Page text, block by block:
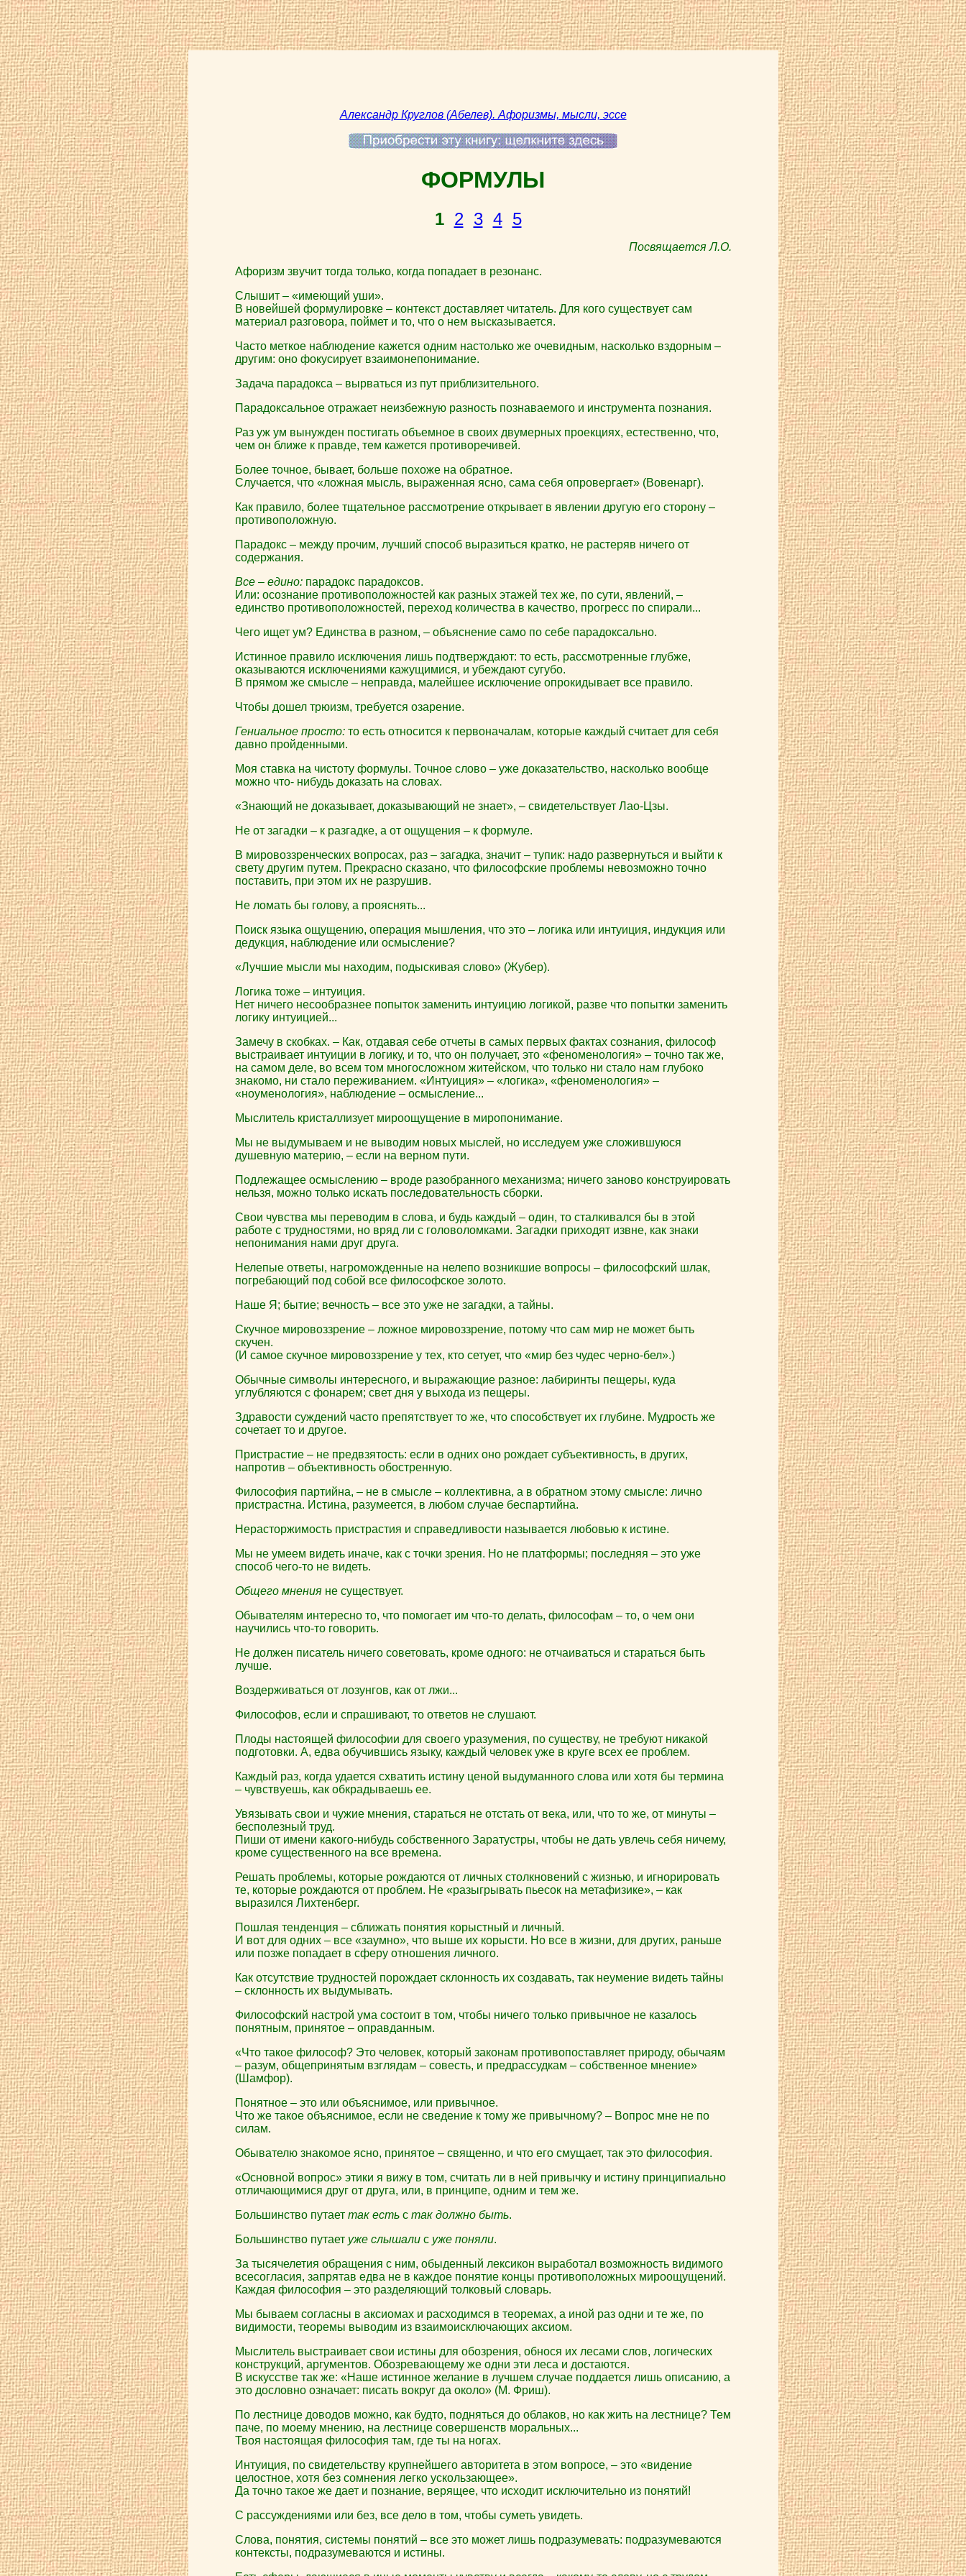
Александр Круглов (Абелев). Афоризмы, мысли, эссе
ФОРМУЛЫ
1 2 3 4 5
Посвящается Л.О.
Афоризм звучит тогда только, когда попадает в резонанс.
Слышит – «имеющий уши».
В новейшей формулировке – контекст доставляет читатель. Для кого существует сам
материал разговора, поймет и то, что о нем высказывается.
Часто меткое наблюдение кажется одним настолько же очевидным, насколько вздорным –
другим: оно фокусирует взаимонепонимание.
Задача парадокса – вырваться из пут приблизительного.
Парадоксальное отражает неизбежную разность познаваемого и инструмента познания.
Раз уж ум вынужден постигать объемное в своих двумерных проекциях, естественно, что,
чем он ближе к правде, тем кажется противоречивей.
Более точное, бывает, больше похоже на обратное.
Случается, что «ложная мысль, выраженная ясно, сама себя опровергает» (Вовенарг).
Как правило, более тщательное рассмотрение открывает в явлении другую его сторону –
противоположную.
Парадокс – между прочим, лучший способ выразиться кратко, не растеряв ничего от
содержания.
Все – едино:парадокс парадоксов.
Или: осознание противоположностей как разных этажей тех же, по сути, явлений, –
единство противоположностей, переход количества в качество, прогресс по спирали...
Чего ищет ум? Единства в разном, – объяснение само по себе парадоксально.
Истинное правило исключения лишь подтверждают: то есть, рассмотренные глубже,
оказываются исключениями кажущимися, и убеждают сугубо.
В прямом же смысле – неправда, малейшее исключение опрокидывает все правило.
Чтобы дошел трюизм, требуется озарение.
Гениальное просто:то есть относится к первоначалам, которые каждый считает для себя
давно пройденными.
Моя ставка на чистоту формулы. Точное слово – уже доказательство, насколько вообще
можно что- нибудь доказать на словах.
«Знающий не доказывает, доказывающий не знает», – свидетельствует Лао-Цзы.
Не от загадки – к разгадке, а от ощущения – к формуле.
В мировоззренческих вопросах, раз – загадка, значит – тупик: надо развернуться и выйти к
свету другим путем. Прекрасно сказано, что философские проблемы невозможно точно
поставить, при этом их не разрушив.
Не ломать бы голову, а прояснять...
Поиск языка ощущению, операция мышления, что это – логика или интуиция, индукция или
дедукция, наблюдение или осмысление?
«Лучшие мысли мы находим, подыскивая слово» (Жубер).
Логика тоже – интуиция.
Нет ничего несообразнее попыток заменить интуицию логикой, разве что попытки заменить
логику интуицией...
Замечу в скобках. – Как, отдавая себе отчеты в самых первых фактах сознания, философ
выстраивает интуиции в логику, и то, что он получает, это «феноменология» – точно так же,
на самом деле, во всем том многосложном житейском, что только ни стало нам глубоко
знакомо, ни стало переживанием. «Интуиция» – «логика», «феноменология» –
«ноуменология», наблюдение – осмысление...
Мыслитель кристаллизует мироощущение в миропонимание.
Мы не выдумываем и не выводим новых мыслей, но исследуем уже сложившуюся
душевную материю, – если на верном пути.
Подлежащее осмыслению – вроде разобранного механизма; ничего заново конструировать
нельзя, можно только искать последовательность сборки.
Свои чувства мы переводим в слова, и будь каждый – один, то сталкивался бы в этой
работе с трудностями, но вряд ли с головоломками. Загадки приходят извне, как знаки
непонимания нами друг друга.
Нелепые ответы, нагроможденные на нелепо возникшие вопросы – философский шлак,
погребающий под собой все философское золото.
Наше Я; бытие; вечность – все это уже не загадки, а тайны.
Скучное мировоззрение – ложное мировоззрение, потому что сам мир не может быть
скучен.
(И самое скучное мировоззрение у тех, кто сетует, что «мир без чудес черно-бел».)
Обычные символы интересного, и выражающие разное: лабиринты пещеры, куда
углубляются с фонарем; свет дня у выхода из пещеры.
Здравости суждений часто препятствует то же, что способствует их глубине. Мудрость же
сочетает то и другое.
Пристрастие – не предвзятость: если в одних оно рождает субъективность, в других,
напротив – объективность обостренную.
Философия партийна, – не в смысле – коллективна, а в обратном этому смысле: лично
пристрастна. Истина, разумеется, в любом случае беспартийна.
Нерасторжимость пристрастия и справедливости называется любовью к истине.
Мы не умеем видеть иначе, как с точки зрения. Но не платформы; последняя – это уже
способ чего-то не видеть.
Общего мненияне существует.
Обывателям интересно то, что помогает им что-то делать, философам – то, о чем они
научились что-то говорить.
Не должен писатель ничего советовать, кроме одного: не отчаиваться и стараться быть
лучше.
Воздерживаться от лозунгов, как от лжи...
Философов, если и спрашивают, то ответов не слушают.
Плоды настоящей философии для своего уразумения, по существу, не требуют никакой
подготовки. А, едва обучившись языку, каждый человек уже в круге всех ее проблем.
Каждый раз, когда удается схватить истину ценой выдуманного слова или хотя бы термина
– чувствуешь, как обкрадываешь ее.
Увязывать свои и чужие мнения, стараться не отстать от века, или, что то же, от минуты –
бесполезный труд.
Пиши от имени какого-нибудь собственного Заратустры, чтобы не дать увлечь себя ничему,
кроме существенного на все времена.
Решать проблемы, которые рождаются от личных столкновений с жизнью, и игнорировать
те, которые рождаются от проблем. Не «разыгрывать пьесок на метафизике», – как
выразился Лихтенберг.
Пошлая тенденция – сближать понятия корыстный и личный.
И вот для одних – все «заумно», что выше их корысти. Но все в жизни, для других, раньше
или позже попадает в сферу отношения личного.
Как отсутствие трудностей порождает склонность их создавать, так неумение видеть тайны
– склонность их выдумывать.
Философский настрой ума состоит в том, чтобы ничего только привычное не казалось
понятным, принятое – оправданным.
«Что такое философ? Это человек, который законам противопоставляет природу, обычаям
– разум, общепринятым взглядам – совесть, и предрассудкам – собственное мнение»
(Шамфор).
Понятное – это или объяснимое, или привычное.
Что же такое объяснимое, если не сведение к тому же привычному? – Вопрос мне не по
силам.
Обывателю знакомое ясно, принятое – священно, и что его смущает, так это философия.
«Основной вопрос» этики я вижу в том, считать ли в ней привычку и истину принципиально
отличающимися друг от друга, или, в принципе, одним и тем же.
Большинство путает так естьс так должно быть.
Большинство путает уже слышалис уже поняли.
За тысячелетия обращения с ним, обыденный лексикон выработал возможность видимого
всесогласия, запрятав едва не в каждое понятие концы противоположных мироощущений.
Каждая философия – это разделяющий толковый словарь.
Мы бываем согласны в аксиомах и расходимся в теоремах, а иной раз одни и те же, по
видимости, теоремы выводим из взаимоисключающих аксиом.
Мыслитель выстраивает свои истины для обозрения, обнося их лесами слов, логических
конструкций, аргументов. Обозревающему же одни эти леса и достаются.
В искусстве так же: «Наше истинное желание в лучшем случае поддается лишь описанию, а
это дословно означает: писать вокруг да около» (М. Фриш).
По лестнице доводов можно, как будто, подняться до облаков, но как жить на лестнице? Тем
паче, по моему мнению, на лестнице совершенств моральных...
Твоя настоящая философия там, где ты на ногах.
Интуиция, по свидетельству крупнейшего авторитета в этом вопросе, – это «видение
целостное, хотя без сомнения легко ускользающее».
Да точно такое же дает и познание, верящее, что исходит исключительно из понятий!
С рассуждениями или без, все дело в том, чтобы суметь увидеть.
Слова, понятия, системы понятий – все это может лишь подразумевать: подразумеваются
контексты, подразумеваются и истины.